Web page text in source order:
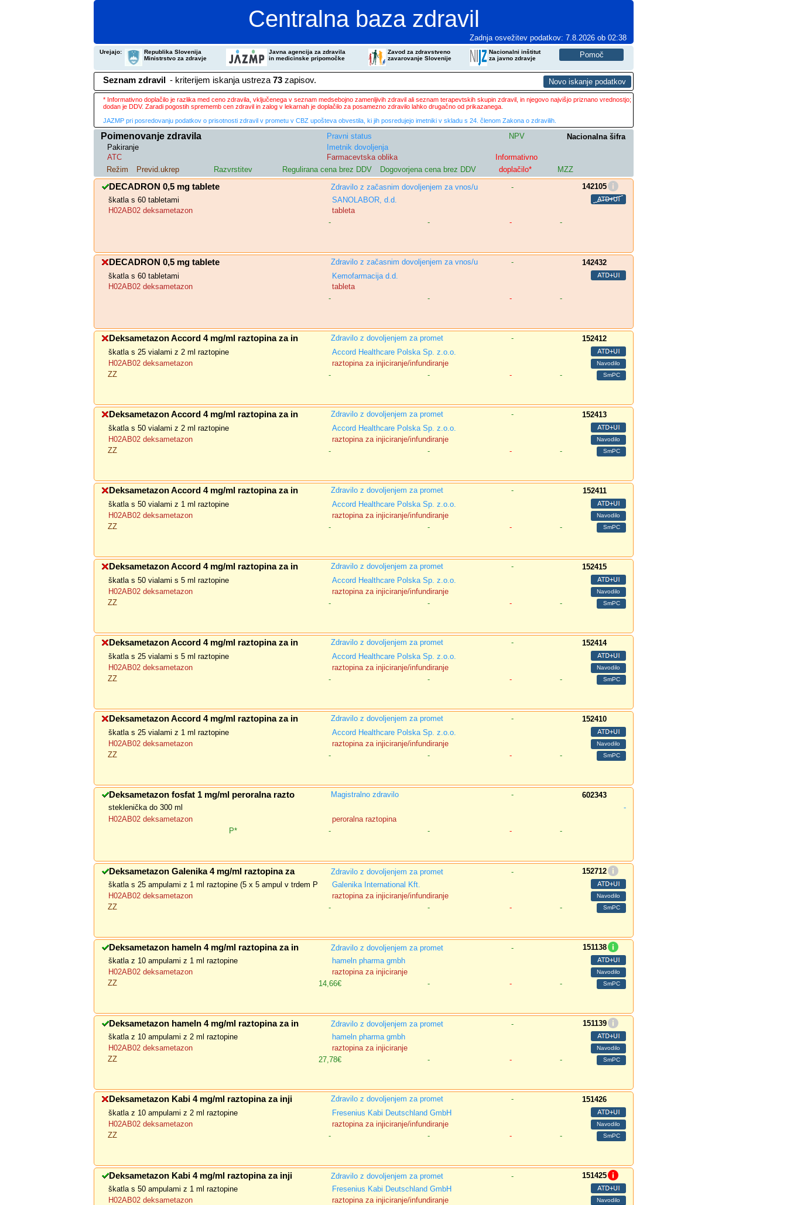
Centralna baza zdravil
Zadnja osvežitev podatkov: 7.8.2026 ob 02:38
Urejajo:
Republika Slovenija
Ministrstvo za zdravje
Javna agencija za zdravila
in medicinske pripomočke
Zavod za zdravstveno
zavarovanje Slovenije
Nacionalni inštitut
za javno zdravje
Seznam zdravil - kriterijem iskanja ustreza 73 zapisov.
* Informativno doplačilo je razlika med ceno zdravila, vključenega v seznam medsebojno zamenljivih zdravil ali seznam terapevtskih skupin zdravil, in njegovo najvišjo priznano vrednostjo;
dodan je DDV. Zaradi pogostih sprememb cen zdravil in zalog v lekarnah je doplačilo za posamezno zdravilo lahko drugačno od prikazanega.
JAZMP pri posredovanju podatkov o prisotnosti zdravil v prometu v CBZ upošteva obvestila, ki jih posredujejo imetniki v skladu s 24. členom Zakona o zdravilih.
Poimenovanje zdravila Pravni status NPV
Nacionalna šifra
Pakiranje
Imetnik dovoljenja
ATC
Farmacevtska oblika
Informativno
Režim
Previd.ukrep Razvrstitev Regulirana cena brez DDV Dogovorjena cena brez DDV doplačilo* MZZ
DECADRON 0,5 mg tablete Zdravilo z začasnim dovoljenjem za vnos/u -
142105
škatla s 60 tabletami
SANOLABOR, d.d.
H02AB02 deksametazon
tableta
-
- - -
DECADRON 0,5 mg tablete Zdravilo z začasnim dovoljenjem za vnos/u -
142432
škatla s 60 tabletami
Kemofarmacija d.d.
H02AB02 deksametazon
tableta
-
- - -
Deksametazon Accord 4 mg/ml raztopina za in Zdravilo z dovoljenjem za promet -
152412
škatla s 25 vialami z 2 ml raztopine
Accord Healthcare Polska Sp. z.o.o.
H02AB02 deksametazon
raztopina za injiciranje/infundiranje
ZZ
- - - -
Deksametazon Accord 4 mg/ml raztopina za in Zdravilo z dovoljenjem za promet -
152413
škatla s 50 vialami z 2 ml raztopine
Accord Healthcare Polska Sp. z.o.o.
H02AB02 deksametazon
raztopina za injiciranje/infundiranje
ZZ
- - - -
Deksametazon Accord 4 mg/ml raztopina za in Zdravilo z dovoljenjem za promet -
152411
škatla s 50 vialami z 1 ml raztopine
Accord Healthcare Polska Sp. z.o.o.
H02AB02 deksametazon
raztopina za injiciranje/infundiranje
ZZ
- - - -
Deksametazon Accord 4 mg/ml raztopina za in Zdravilo z dovoljenjem za promet -
152415
škatla s 50 vialami s 5 ml raztopine
Accord Healthcare Polska Sp. z.o.o.
H02AB02 deksametazon
raztopina za injiciranje/infundiranje
ZZ
- - - -
Deksametazon Accord 4 mg/ml raztopina za in Zdravilo z dovoljenjem za promet -
152414
škatla s 25 vialami s 5 ml raztopine
Accord Healthcare Polska Sp. z.o.o.
H02AB02 deksametazon
raztopina za injiciranje/infundiranje
ZZ
- - - -
Deksametazon Accord 4 mg/ml raztopina za in Zdravilo z dovoljenjem za promet -
152410
škatla s 25 vialami z 1 ml raztopine
Accord Healthcare Polska Sp. z.o.o.
H02AB02 deksametazon
raztopina za injiciranje/infundiranje
ZZ
- - - -
Deksametazon fosfat 1 mg/ml peroralna razto Magistralno zdravilo -
602343
steklenička do 300 ml
-
H02AB02 deksametazon
peroralna raztopina
P*
- - - -
Deksametazon Galenika 4 mg/ml raztopina za Zdravilo z dovoljenjem za promet -
152712
škatla s 25 ampulami z 1 ml raztopine (5 x 5 ampul v trdem P
Galenika International Kft.
H02AB02 deksametazon
raztopina za injiciranje/infundiranje
ZZ
- - - -
Deksametazon hameln 4 mg/ml raztopina za in Zdravilo z dovoljenjem za promet -
151138
škatla z 10 ampulami z 1 ml raztopine
hameln pharma gmbh
H02AB02 deksametazon
raztopina za injiciranje
ZZ
14,66€ - - -
Deksametazon hameln 4 mg/ml raztopina za in Zdravilo z dovoljenjem za promet -
151139
škatla z 10 ampulami z 2 ml raztopine
hameln pharma gmbh
H02AB02 deksametazon
raztopina za injiciranje
ZZ
27,78€ - - -
Deksametazon Kabi 4 mg/ml raztopina za inji Zdravilo z dovoljenjem za promet -
151426
škatla z 10 ampulami z 2 ml raztopine
Fresenius Kabi Deutschland GmbH
H02AB02 deksametazon
raztopina za injiciranje/infundiranje
ZZ
- - - -
Deksametazon Kabi 4 mg/ml raztopina za inji Zdravilo z dovoljenjem za promet -
151425
škatla s 50 ampulami z 1 ml raztopine
Fresenius Kabi Deutschland GmbH
H02AB02 deksametazon
raztopina za injiciranje/infundiranje